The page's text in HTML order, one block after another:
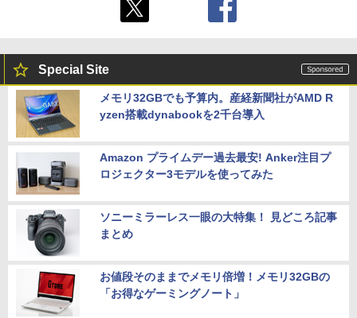
Special Site
メモリ32GBでも予算内。産経新聞社がAMD R
yzen搭載dynabookを2千台導入
Amazon プライムデー過去最安! Anker注目プ
ロジェクター3モデルを使ってみた
ソニーミラーレス一眼の大特集！ 見どころ記事
まとめ
お値段そのままでメモリ倍増！メモリ32GBの
「お得なゲーミングノート」